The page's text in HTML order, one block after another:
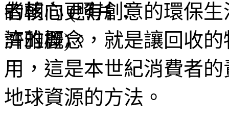
者朝向更有創意的環保
濟的概念，就是讓回收
用，這是本世紀消費者
地球資源的方法。